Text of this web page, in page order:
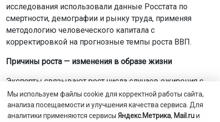
исследования использовали данные Росстата по
смертности, демографии и рынку труда, применяя
методологию человеческого капитала с
корректировкой на прогнозные темпы роста ВВП.
Причины роста — изменения в образе жизни
Эксперты связывают рост числа случаев ожирения с
малоподвижным образом жизни и изменением
структуры питания. По данным опросов, около 42%
россиян набрали лишний вес, начав работать в офисе:
Мы используем файлы cookie для корректной работы сайта,
анализа посещаемости и улучшения качества сервиса. Для
аналитики применяются сервисы Яндекс.Метрика, Mail.ruи